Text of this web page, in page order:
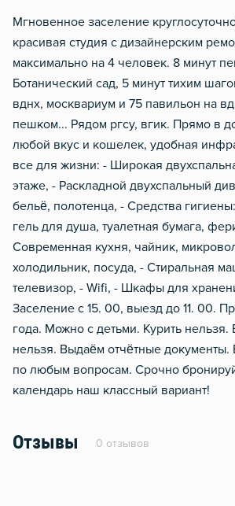
Мгновенное заселение
красивая студия с дизайнерским
максимально на 4 человек. 8 минут
Ботанический сад, 5 минут тихим
вднх, москвариум и 75 павильон на
пешком... Рядом ргсу, вгик. Прямо в
любой вкус и кошелек, удобная
все для жизни: - Широкая
этаже, - Раскладной двухспальный
бельё, полотенца, - Средства
гель для душа, туалетная бумага,
Современная кухня, чайник,
холодильник, посуда, - Стиральная
телевизор, - Wifi, - Шкафы для
Заселение с 15. 00, выезд до 11. 00.
года. Можно с детьми. Курить нельзя.
нельзя. Выдаём отчётные документы.
по любым вопросам. Срочно
календарь наш классный вариант!
Отзывы 0 отзывов